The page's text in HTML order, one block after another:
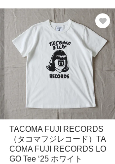
TACOMA FUJI RECORDS
（タコマフジレコード）TA
COMA FUJI RECORDS LO
GO Tee ‘25 ホワイト